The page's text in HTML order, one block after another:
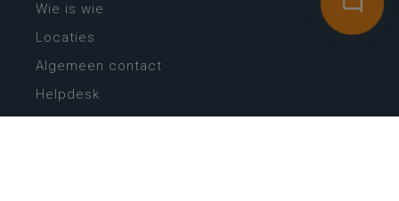
Wie is wie
Locaties
Algemeen contact
Helpdesk